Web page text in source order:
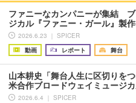
ファニーなカンパニーが集結
ジカル『ファニー・ガール』製
2026.6.23 ｜ SPICER
動画
レポート 舞台
山本耕史「舞台人生に区切り
米合作ブロードウェイミュージ
2026.6.4 ｜ SPICER